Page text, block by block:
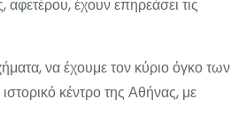
έχουν επηρεάσει τις
να έχουμε τον κύριο όγκο των
κέντρο της Αθήνας, με